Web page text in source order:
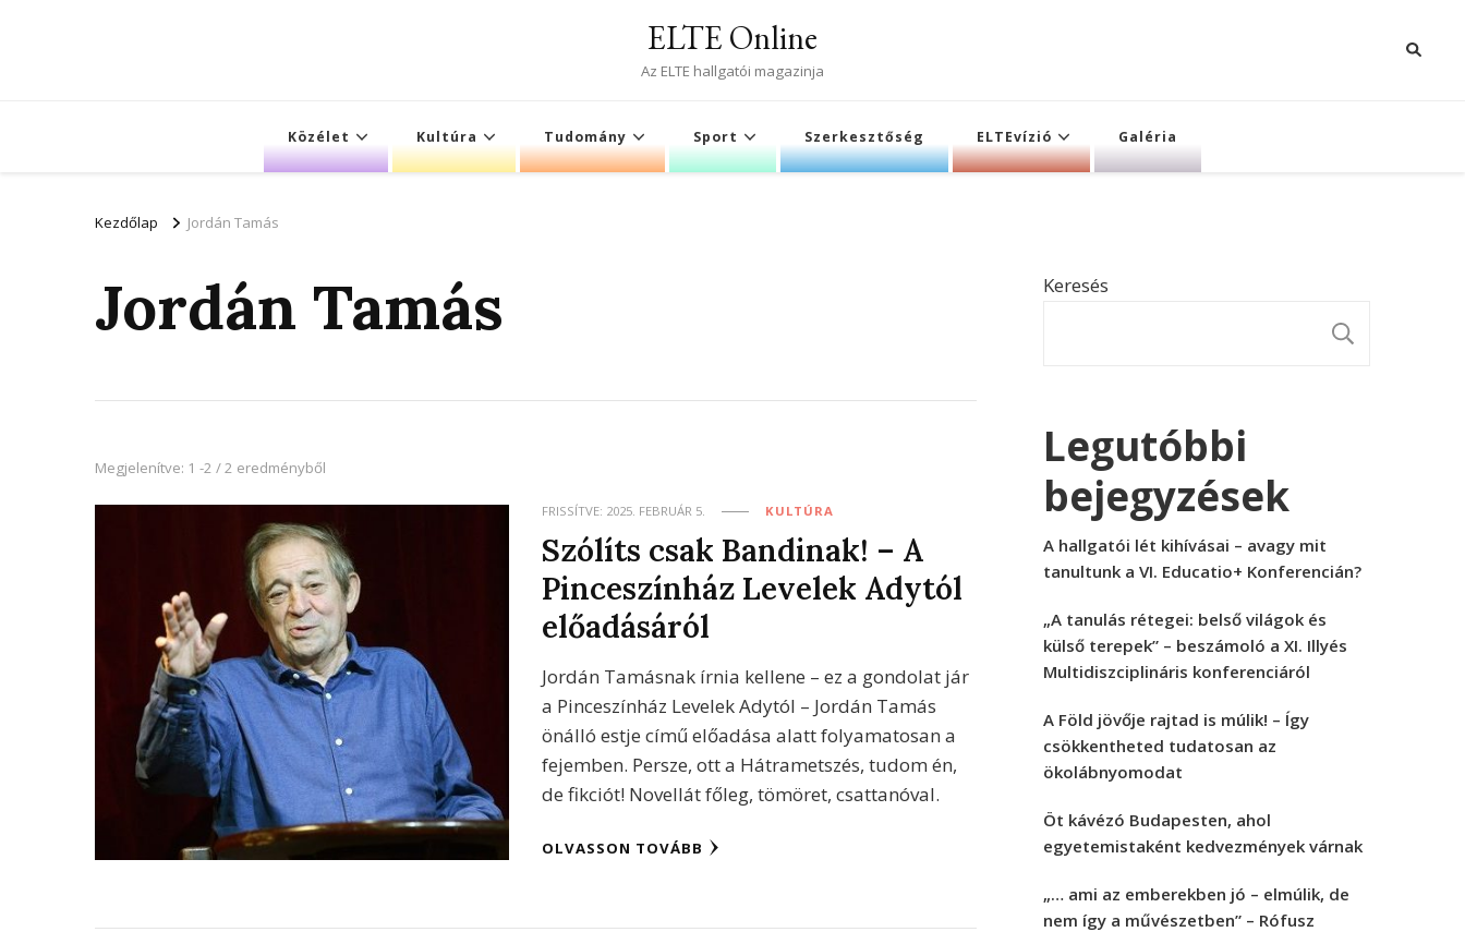
ELTE Online
Az ELTE hallgatói magazinja
Közélet Kultúra Tudomány Sport Szerkesztőség ELTEvízió Galéria
Kezdőlap Jordán Tamás
Jordán Tamás
Megjelenítve: 1 -2 / 2 eredményből
FRISSÍTVE: 2025. FEBRUÁR 5. KULTÚRA
Szólíts csak Bandinak! – A
Pinceszínház Levelek Adytól
előadásáról
Jordán Tamásnak írnia kellene – ez a gondolat jár
a Pinceszínház Levelek Adytól – Jordán Tamás
önálló estje című előadása alatt folyamatosan a
fejemben. Persze, ott a Hátrametszés, tudom én,
de fikciót! Novellát főleg, tömöret, csattanóval.
OLVASSON TOVÁBB
Keresés
Legutóbbi
bejegyzések
A hallgatói lét kihívásai – avagy mit
tanultunk a VI. Educatio+ Konferencián?
„A tanulás rétegei: belső világok és
külső terepek” – beszámoló a XI. Illyés
Multidiszciplináris konferenciáról
A Föld jövője rajtad is múlik! – Így
csökkentheted tudatosan az
ökolábnyomodat
Öt kávézó Budapesten, ahol
egyetemistaként kedvezmények várnak
„… ami az emberekben jó – elmúlik, de
nem így a művészetben” – Rófusz